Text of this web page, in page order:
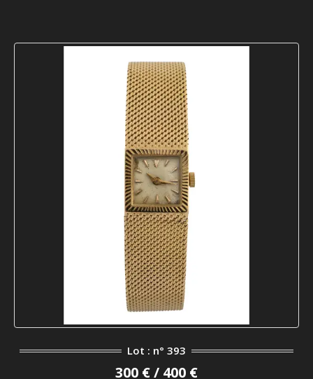
Lot : n° 393
300 € / 400 €